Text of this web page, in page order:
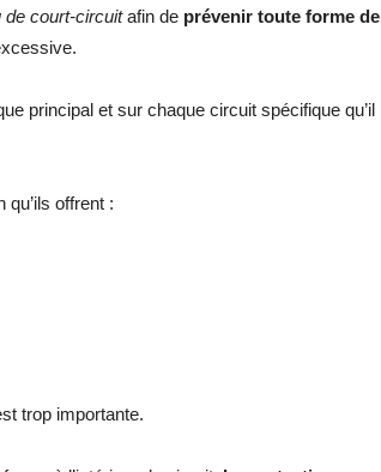
de court-circuitafin de prévenir toute forme de
principal et sur chaque circuit spécifique qu’il
offrent :
trop importante.